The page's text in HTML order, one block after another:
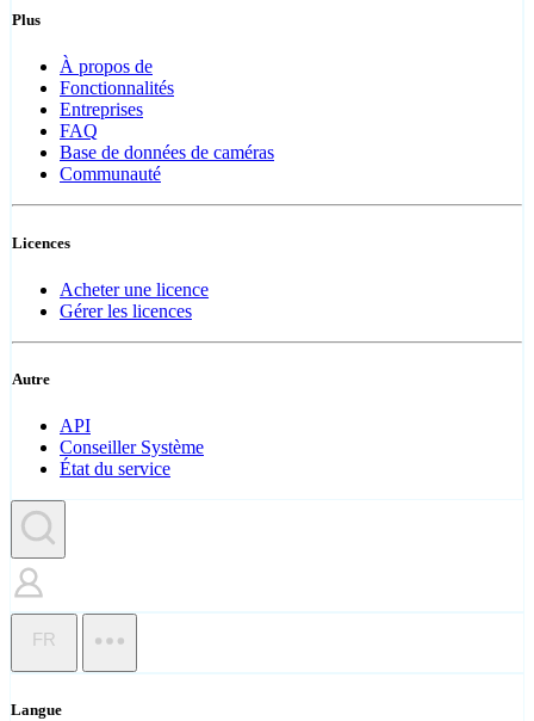
Plus
À propos de
Fonctionnalités
Entreprises
FAQ
Base de données de caméras
Communauté
Licences
Acheter une licence
Gérer les licences
Autre
API
Conseiller Système
État du service
FR
Langue